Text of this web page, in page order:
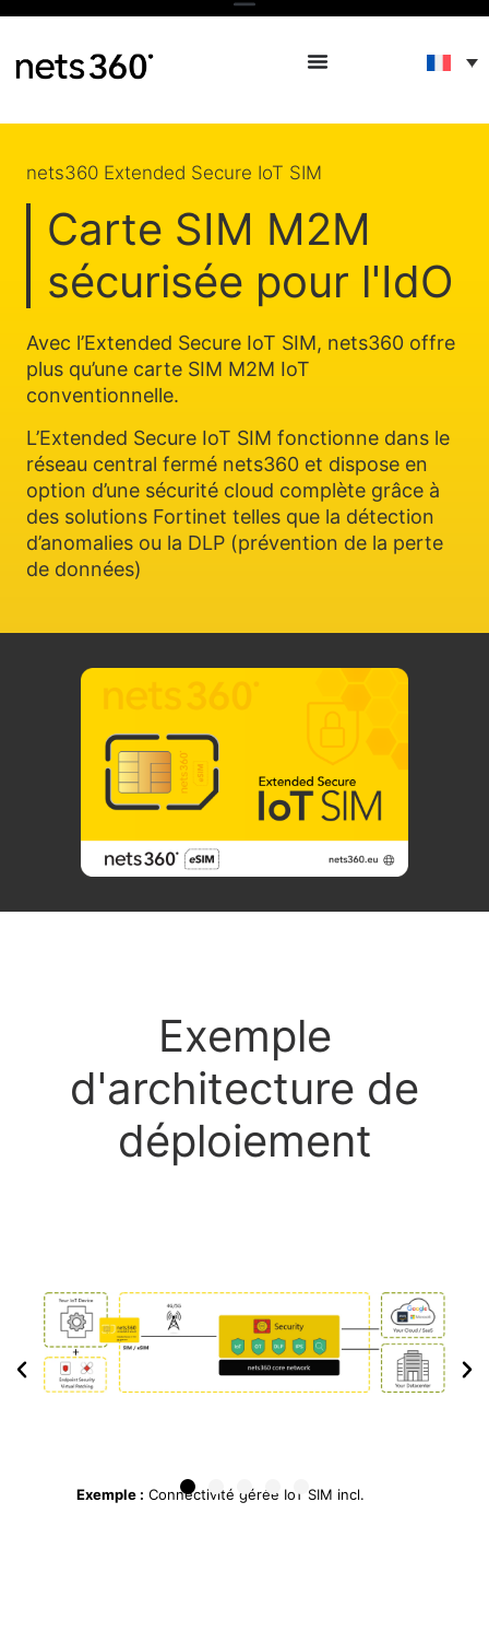
nets360 Extended Secure IoT SIM
Carte SIM M2M
sécurisée pour l'IdO
Avec l’Extended Secure IoT SIM, nets360 offre
plus qu’une carte SIM M2M IoT
conventionnelle.
L’Extended Secure IoT SIM fonctionne dans le
réseau central fermé nets360 et dispose en
option d’une sécurité cloud complète grâce à
des solutions Fortinet telles que la détection
d’anomalies ou la DLP (prévention de la perte
de données)
Exemple
d'architecture de
déploiement
Exemple : Connectivité gérée IoT SIM incl.